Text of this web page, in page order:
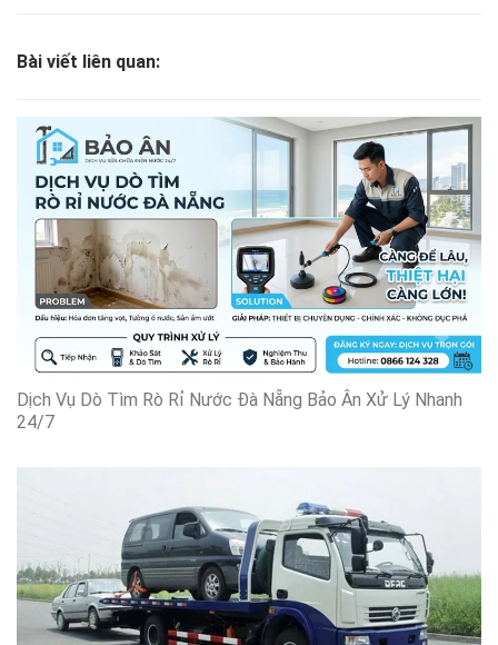
Bài viết liên quan:
Dịch Vụ Dò Tìm Rò Rỉ Nước Đà Nẵng Bảo Ân Xử Lý Nhanh
24/7